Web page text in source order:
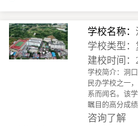
学校名称：
学校类型：
建校时间：
学校简介：洞
民办学校之一
系而闻名。该
瞩目的高分成
咨询了解